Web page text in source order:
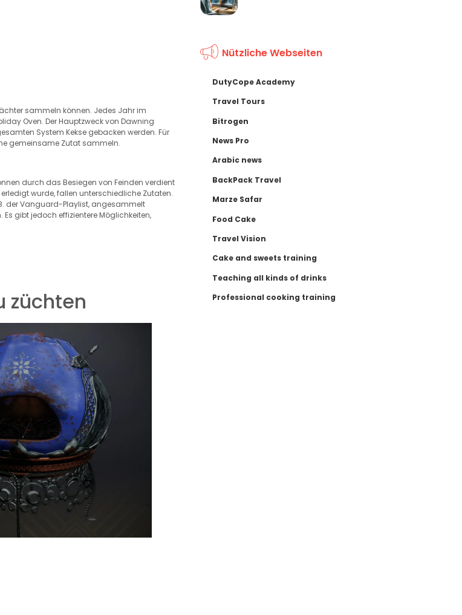
sammeln können. Jedes Jahr im
Oven. Der Hauptzweck von Dawning
System Kekse gebacken werden. Für
gemeinsame Zutat sammeln.
durch das Besiegen von Feinden verdient
wurde, fallen unterschiedliche Zutaten.
der Vanguard-Playlist, angesammelt
gibt jedoch effizientere Möglichkeiten,
züchten
Nützliche Webseiten
DutyCope Academy
Travel Tours
Bitrogen
News Pro
Arabic news
BackPack Travel
Marze Safar
Food Cake
Travel Vision
Cake and sweets training
Teaching all kinds of drinks
Professional cooking training